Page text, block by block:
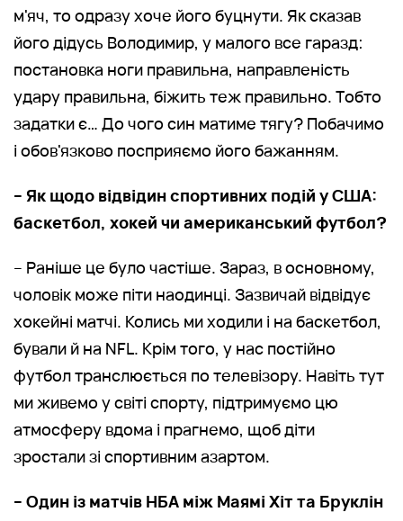
м'яч, то одразу хоче його буцнути. Як сказав
його дідусь Володимир, у малого все гаразд:
постановка ноги правильна, направленість
удару правильна, біжить теж правильно. Тобто
задатки є… До чого син матиме тягу? Побачимо
і обов'язково посприяємо його бажанням.
– Як щодо відвідин спортивних подій у США:
баскетбол, хокей чи американський футбол?
– Раніше це було частіше. Зараз, в основному,
чоловік може піти наодинці. Зазвичай відвідує
хокейні матчі. Колись ми ходили і на баскетбол,
бували й на NFL. Крім того, у нас постійно
футбол транслюється по телевізору. Навіть тут
ми живемо у світі спорту, підтримуємо цю
атмосферу вдома і прагнемо, щоб діти
зростали зі спортивним азартом.
– Один із матчів НБА між Маямі Хіт та Бруклін